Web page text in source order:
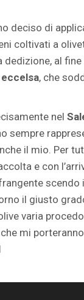
deciso di
coltivati a
al fine
, che
nel
sempre
il mio. Per
e con
scendo
il giusto
varia
mi